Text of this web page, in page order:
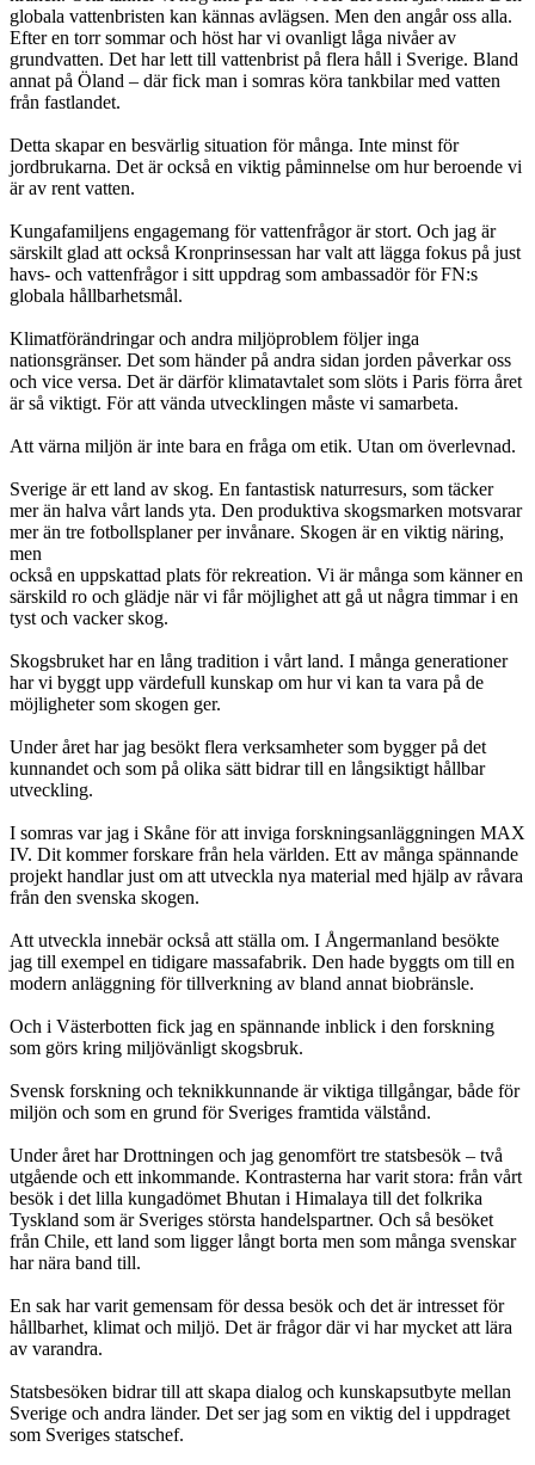
globala vattenbristen kan kännas avlägsen. Men den angår oss alla.
Efter en torr sommar och höst har vi ovanligt låga nivåer av
grundvatten. Det har lett till vattenbrist på flera håll i Sverige. Bland
annat på Öland – där fick man i somras köra tankbilar med vatten
från fastlandet.
Detta skapar en besvärlig situation för många. Inte minst för
jordbrukarna. Det är också en viktig påminnelse om hur beroende vi
är av rent vatten.
Kungafamiljens engagemang för vattenfrågor är stort. Och jag är
särskilt glad att också Kronprinsessan har valt att lägga fokus på just
havs- och vattenfrågor i sitt uppdrag som ambassadör för FN:s
globala hållbarhetsmål.
Klimatförändringar och andra miljöproblem följer inga
nationsgränser. Det som händer på andra sidan jorden påverkar oss
och vice versa. Det är därför klimatavtalet som slöts i Paris förra året
är så viktigt. För att vända utvecklingen måste vi samarbeta.
Att värna miljön är inte bara en fråga om etik. Utan om överlevnad.
Sverige är ett land av skog. En fantastisk naturresurs, som täcker
mer än halva vårt lands yta. Den produktiva skogsmarken motsvarar
mer än tre fotbollsplaner per invånare. Skogen är en viktig näring,
men
också en uppskattad plats för rekreation. Vi är många som känner en
särskild ro och glädje när vi får möjlighet att gå ut några timmar i en
tyst och vacker skog.
Skogsbruket har en lång tradition i vårt land. I många generationer
har vi byggt upp värdefull kunskap om hur vi kan ta vara på de
möjligheter som skogen ger.
Under året har jag besökt flera verksamheter som bygger på det
kunnandet och som på olika sätt bidrar till en långsiktigt hållbar
utveckling.
I somras var jag i Skåne för att inviga forskningsanläggningen MAX
IV. Dit kommer forskare från hela världen. Ett av många spännande
projekt handlar just om att utveckla nya material med hjälp av råvara
från den svenska skogen.
Att utveckla innebär också att ställa om. I Ångermanland besökte
jag till exempel en tidigare massafabrik. Den hade byggts om till en
modern anläggning för tillverkning av bland annat biobränsle.
Och i Västerbotten fick jag en spännande inblick i den forskning
som görs kring miljövänligt skogsbruk.
Svensk forskning och teknikkunnande är viktiga tillgångar, både för
miljön och som en grund för Sveriges framtida välstånd.
Under året har Drottningen och jag genomfört tre statsbesök – två
utgående och ett inkommande. Kontrasterna har varit stora: från vårt
besök i det lilla kungadömet Bhutan i Himalaya till det folkrika
Tyskland som är Sveriges största handelspartner. Och så besöket
från Chile, ett land som ligger långt borta men som många svenskar
har nära band till.
En sak har varit gemensam för dessa besök och det är intresset för
hållbarhet, klimat och miljö. Det är frågor där vi har mycket att lära
av varandra.
Statsbesöken bidrar till att skapa dialog och kunskapsutbyte mellan
Sverige och andra länder. Det ser jag som en viktig del i uppdraget
som Sveriges statschef.